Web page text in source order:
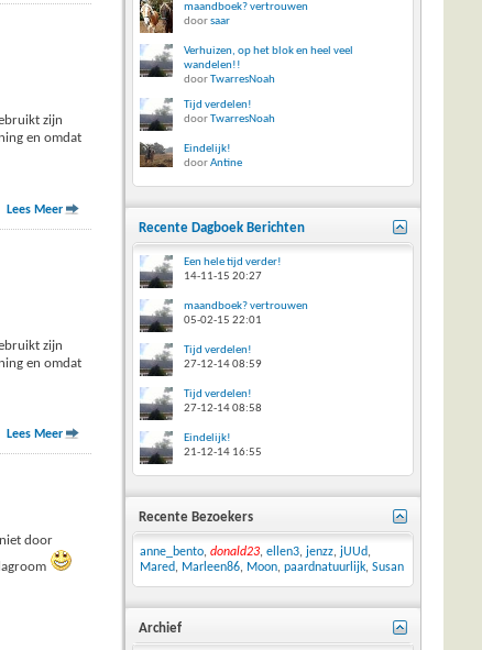
zijn
en omdat
Lees Meer
zijn
en omdat
Lees Meer
door
maandboek? vertrouwen
doorsaar
Verhuizen, op het blok en heel veel
wandelen!!
doorTwarresNoah
Tijd verdelen!
doorTwarresNoah
Eindelijk!
doorAntine
Recente Dagboek Berichten
Een hele tijd verder!
14-11-15 20:27
maandboek? vertrouwen
05-02-15 22:01
Tijd verdelen!
27-12-1408:59
Tijd verdelen!
27-12-1408:58
Eindelijk!
21-12-14 16:55
Recente Bezoekers
anne_bento, donald23, ellen3, jenzz, jUUd,
Mared, Marleen86, Moon, paardnatuurlijk, Susan
Archief